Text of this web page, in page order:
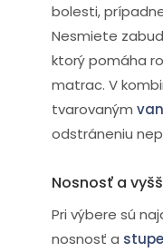
bolesti,
Nesmiete
ktorý pomáha
matrac. V
tvarovaným
odstráneniu
Nosnosť a
Pri výbere sú
nosnosť a